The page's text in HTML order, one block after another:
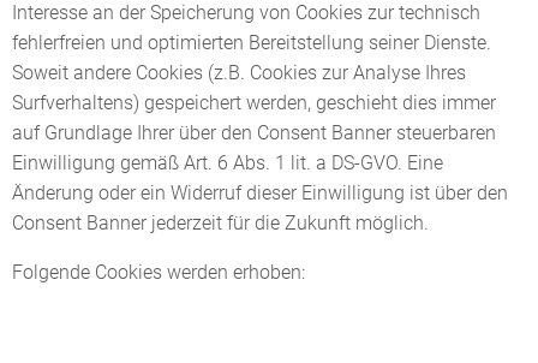
Interesse an der Speicherung von Cookies zur technisch
fehlerfreien und optimierten Bereitstellung seiner Dienste.
Soweit andere Cookies (z.B. Cookies zur Analyse Ihres
Surfverhaltens) gespeichert werden, geschieht dies immer
auf Grundlage Ihrer über den Consent Banner steuerbaren
Einwilligung gemäß Art. 6 Abs. 1 lit. a DS-GVO. Eine
Änderung oder ein Widerruf dieser Einwilligung ist über den
Consent Banner jederzeit für die Zukunft möglich.
Folgende Cookies werden erhoben: